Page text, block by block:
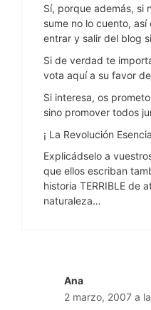
Sí, porque además, si
sume no lo cuento, así
entrar y salir del blog
Si de verdad te
vota aquí a su favor
Si interesa, os
sino promover todos
¡ La Revolución
Explicádselo a
que ellos escriban
historia TERRIBLE de
naturaleza…
Ana
2 marzo, 2007 a